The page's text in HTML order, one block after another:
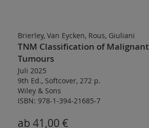
Brierley, Van Eycken, Rous, Giuliani
TNM Classification of Malignant
Tumours
Juli 2025
9th Ed., Softcover, 272 p.
Wiley & Sons
ISBN: 978-1-394-21685-7
ab 41,00 €